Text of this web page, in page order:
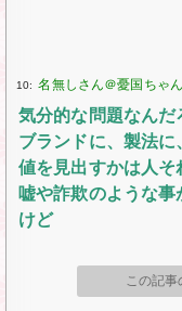
10:
気分的な問題なんだ
ブランドに、製法
値を見出すかは人そ
嘘や詐欺のような
けど
この記事